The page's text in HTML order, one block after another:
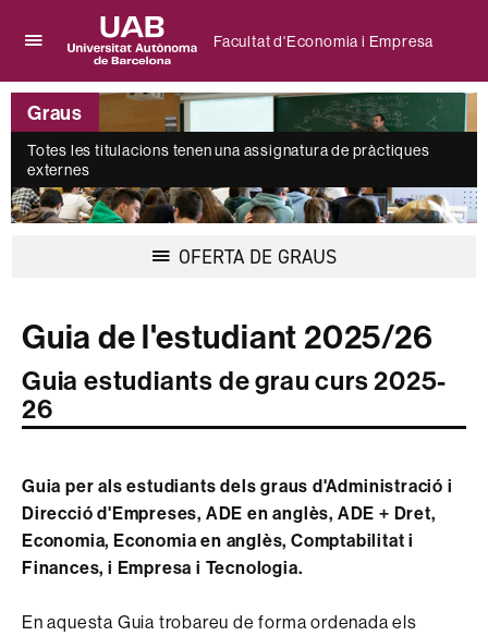
per
desplegar
el
menú
de
Facultat
d'Economia
Universitat
Autònoma
Barcelona
Facultat d'Economia i Empresa
Graus
Totes les titulacions tenen una assignatura de pràctiques
externes
OFERTA DE GRAUSDesplegar
Guia de l'estudiant 2025/26
Guia estudiants de grau curs 2025-
26
Guia per als estudiants dels graus d'Administració i
Direcció d'Empreses, ADE en anglès, ADE + Dret,
Economia, Economia en anglès, Comptabilitat i
Finances, i Empresa i Tecnologia.
En aquesta Guia trobareu de forma ordenada els